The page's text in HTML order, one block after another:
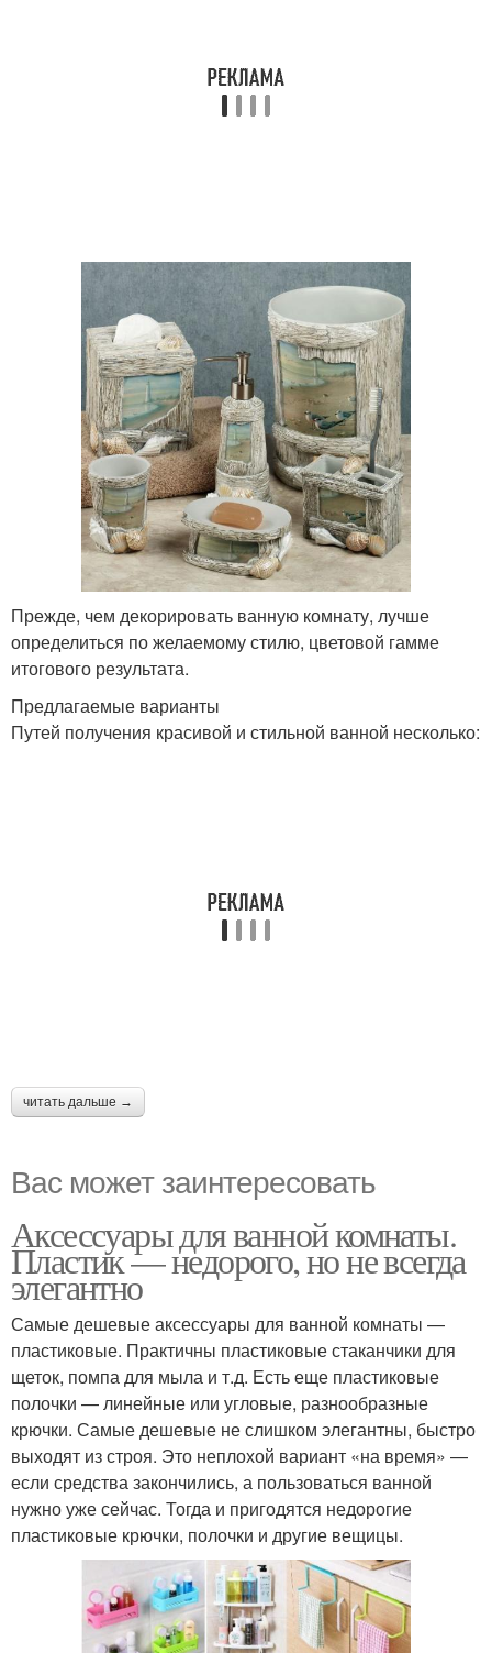
Прежде, чем декорировать ванную комнату, лучше
определиться по желаемому стилю, цветовой гамме
итогового результата.
Предлагаемые варианты
Путей получения красивой и стильной ванной несколько:
читать дальше →
Вас может заинтересовать
Аксессуары для ванной комнаты.
Пластик — недорого, но не всегда
элегантно
Самые дешевые аксессуары для ванной комнаты —
пластиковые. Практичны пластиковые стаканчики для
щеток, помпа для мыла и т.д. Есть еще пластиковые
полочки — линейные или угловые, разнообразные
крючки. Самые дешевые не слишком элегантны, быстро
выходят из строя. Это неплохой вариант «на время» —
если средства закончились, а пользоваться ванной
нужно уже сейчас. Тогда и пригодятся недорогие
пластиковые крючки, полочки и другие вещицы.